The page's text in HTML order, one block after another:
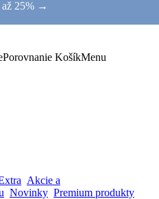
25% →
Porovnanie KošíkMenu
Akcie a
Novinky Premium produkty